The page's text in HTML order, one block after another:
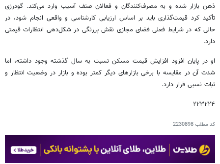
ذهن بازار شده و به مصرف‌کنندگان و فعالان صنف آسیب وارد می‌کند. گودرزی
تأکید کرد قیمت‌گذاری باید بر اساس ارزیابی کارشناسی و واقعی انجام شود، در
حالی که در شرایط فعلی فضای مجازی نقش پررنگی در شکل‌دهی انتظارات قیمتی
دارد.
او در پایان افزود افزایش قیمت مسکن نسبت به سال گذشته وجود داشته، اما
شدت آن در مقایسه با برخی بازارهای دیگر کمتر بوده و بازار در وضعیت انتظار و
ثبات نسبی قرار دارد.
۲۲۳۲۲۴
کد مطلب2230898